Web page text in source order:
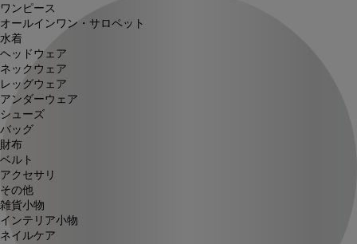
ワンピース
オールインワン・サロペット
水着
ヘッドウェア
ネックウェア
レッグウェア
アンダーウェア
シューズ
バッグ
財布
ベルト
アクセサリ
その他
雑貨小物
インテリア小物
ネイルケア